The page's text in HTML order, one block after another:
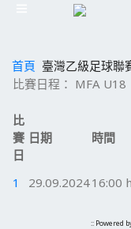
首頁 臺灣乙級足球聯
比賽日程： MFA U18
比
賽
日
日期 時間
1 29.09.202416:00 h
:: Powered